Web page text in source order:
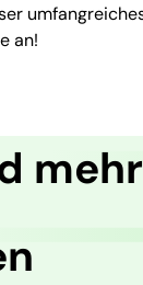
an!
mehr